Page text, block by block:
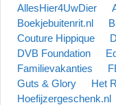
AllesHier4UwDier
Boekjebuitenrit.nl
Couture Hippique
DVB Foundation
Familievakanties
Guts & Glory
Het
Hoefijzergeschenk.nl